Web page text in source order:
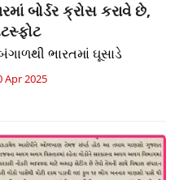
બોર્ડર ક્રોસ કરાવે છે,
ભારતમાં ઘૂસાડે
Apr 2025